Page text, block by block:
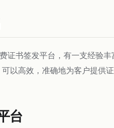
证书签发平台，有一支经验
以高效，准确地为客户提供证
台